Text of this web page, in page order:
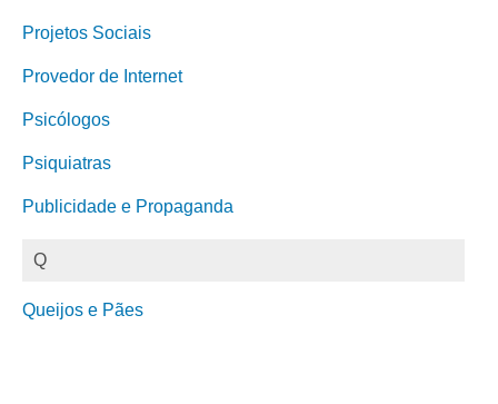
Projetos Sociais
Provedor de Internet
Psicólogos
Psiquiatras
Publicidade e Propaganda
Q
Queijos e Pães